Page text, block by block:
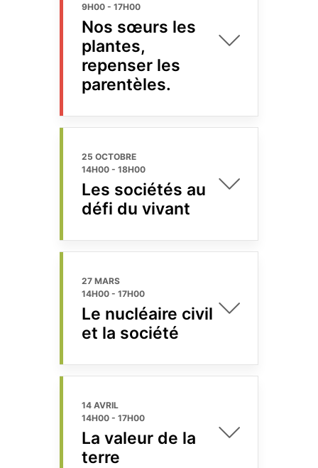
9H00 - 17H00
Nos sœurs les
plantes,
repenser les
parentèles.
25 OCTOBRE
14H00 - 18H00
Les sociétés au
défi du vivant
27 MARS
14H00 - 17H00
Le nucléaire civil
et la société
14 AVRIL
14H00 - 17H00
La valeur de la
terre